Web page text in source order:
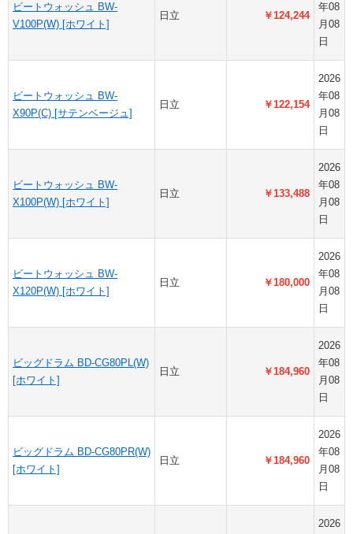
ビートウォッシュ BW-
V100P(W) [ホワイト]
日立 ￥124,244
年08
月08
日
ビートウォッシュ BW-
X90P(C) [サテンベージュ]
日立 ￥122,154
2026
年08
月08
日
ビートウォッシュ BW-
X100P(W) [ホワイト]
日立 ￥133,488
2026
年08
月08
日
ビートウォッシュ BW-
X120P(W) [ホワイト]
日立 ￥180,000
2026
年08
月08
日
ビッグドラム BD-CG80PL(W)
[ホワイト]
日立 ￥184,960
2026
年08
月08
日
ビッグドラム BD-CG80PR(W)
[ホワイト]
日立 ￥184,960
2026
年08
月08
日
2026